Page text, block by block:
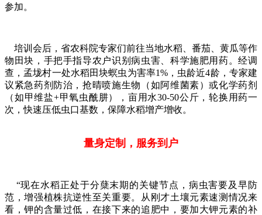
参加。
培训会后，省农科院专家们前往当地水稻、番茄、黄瓜等作
物田块，手把手指导农户识别病虫害、科学施肥用药。经调
查，孟垅村一处水稻田块螟虫为害率1%，虫龄近4龄，专家建
议紧急药剂防治，抢晴喷施生物（如阿维菌素）或化学药剂
（如甲维盐+甲氧虫酰肼），亩用水30-50公斤，轮换用药一
次，快速压低虫口基数，保障水稻增产增收。
量身定制，服务到户
“现在水稻正处于分蘖末期的关键节点，病虫害要及早防
范，增强植株抗逆性至关重要。从刚才土壤元素速测情况来
看，钾的含量过低，在接下来的追肥中，要加大钾元素的补